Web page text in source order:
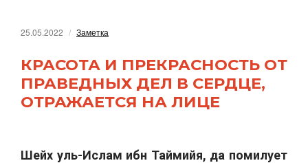
25.05.2022 Заметка
КРАСОТА И ПРЕКРАСНОСТЬ ОТ
ПРАВЕДНЫХ ДЕЛ В СЕРДЦЕ,
ОТРАЖАЕТСЯ НА ЛИЦЕ
Шейх уль-Ислам ибн Таймийя, да помилует